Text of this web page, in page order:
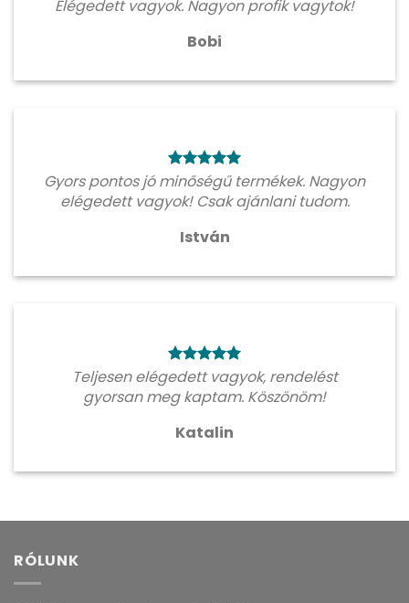
Elégedett vagyok. Nagyon profik vagytok!
Bobi
Gyors pontos jó minőségű termékek. Nagyon
elégedett vagyok! Csak ajánlani tudom.
István
Teljesen elégedett vagyok, rendelést
gyorsan meg kaptam. Köszönöm!
Katalin
RÓLUNK